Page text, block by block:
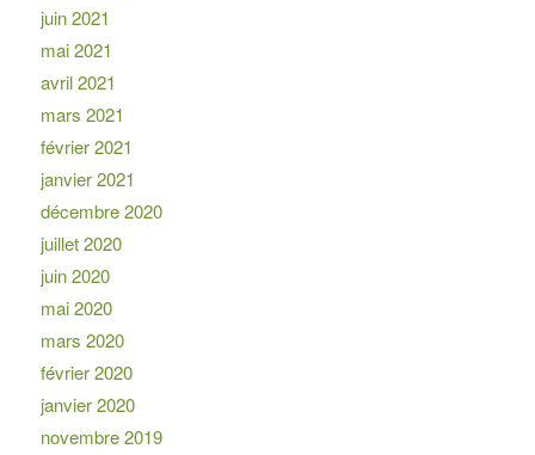
juin 2021
mai 2021
avril 2021
mars 2021
février 2021
janvier 2021
décembre 2020
juillet 2020
juin 2020
mai 2020
mars 2020
février 2020
janvier 2020
novembre 2019